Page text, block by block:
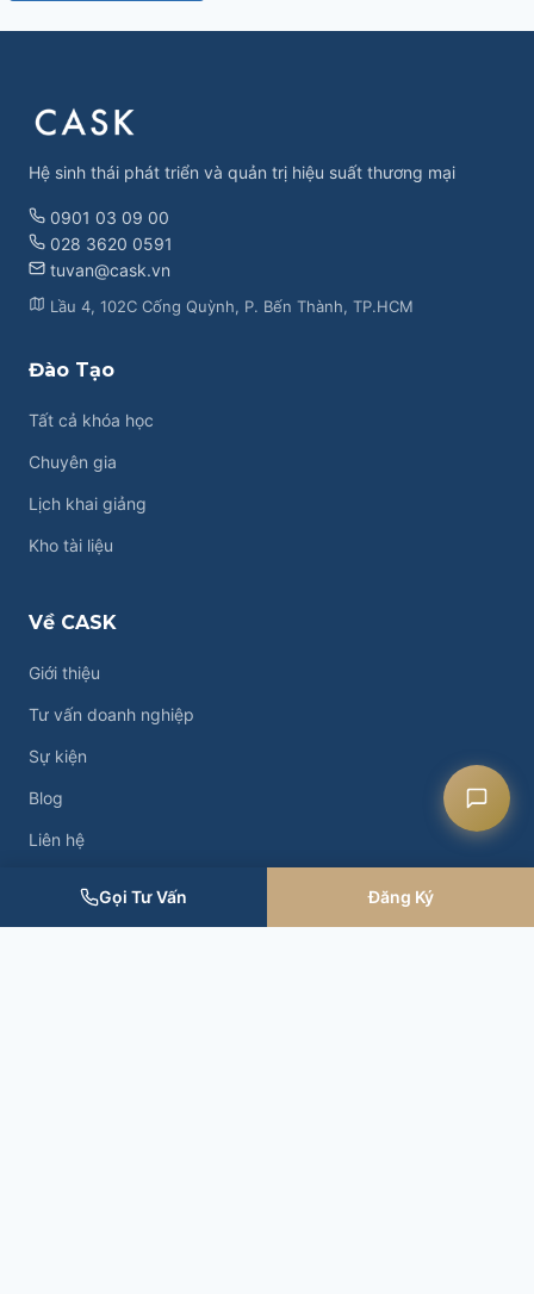
Hệ sinh thái phát triển và quản trị hiệu suất thương mại
0901 03 09 00
028 3620 0591
tuvan@cask.vn
Lầu 4, 102C Cống Quỳnh, P. Bến Thành, TP.HCM
Đào Tạo
Tất cả khóa học
Chuyên gia
Lịch khai giảng
Kho tài liệu
Về CASK
Giới thiệu
Tư vấn doanh nghiệp
Sự kiện
Blog
Liên hệ
Gọi Tư Vấn Đăng Ký